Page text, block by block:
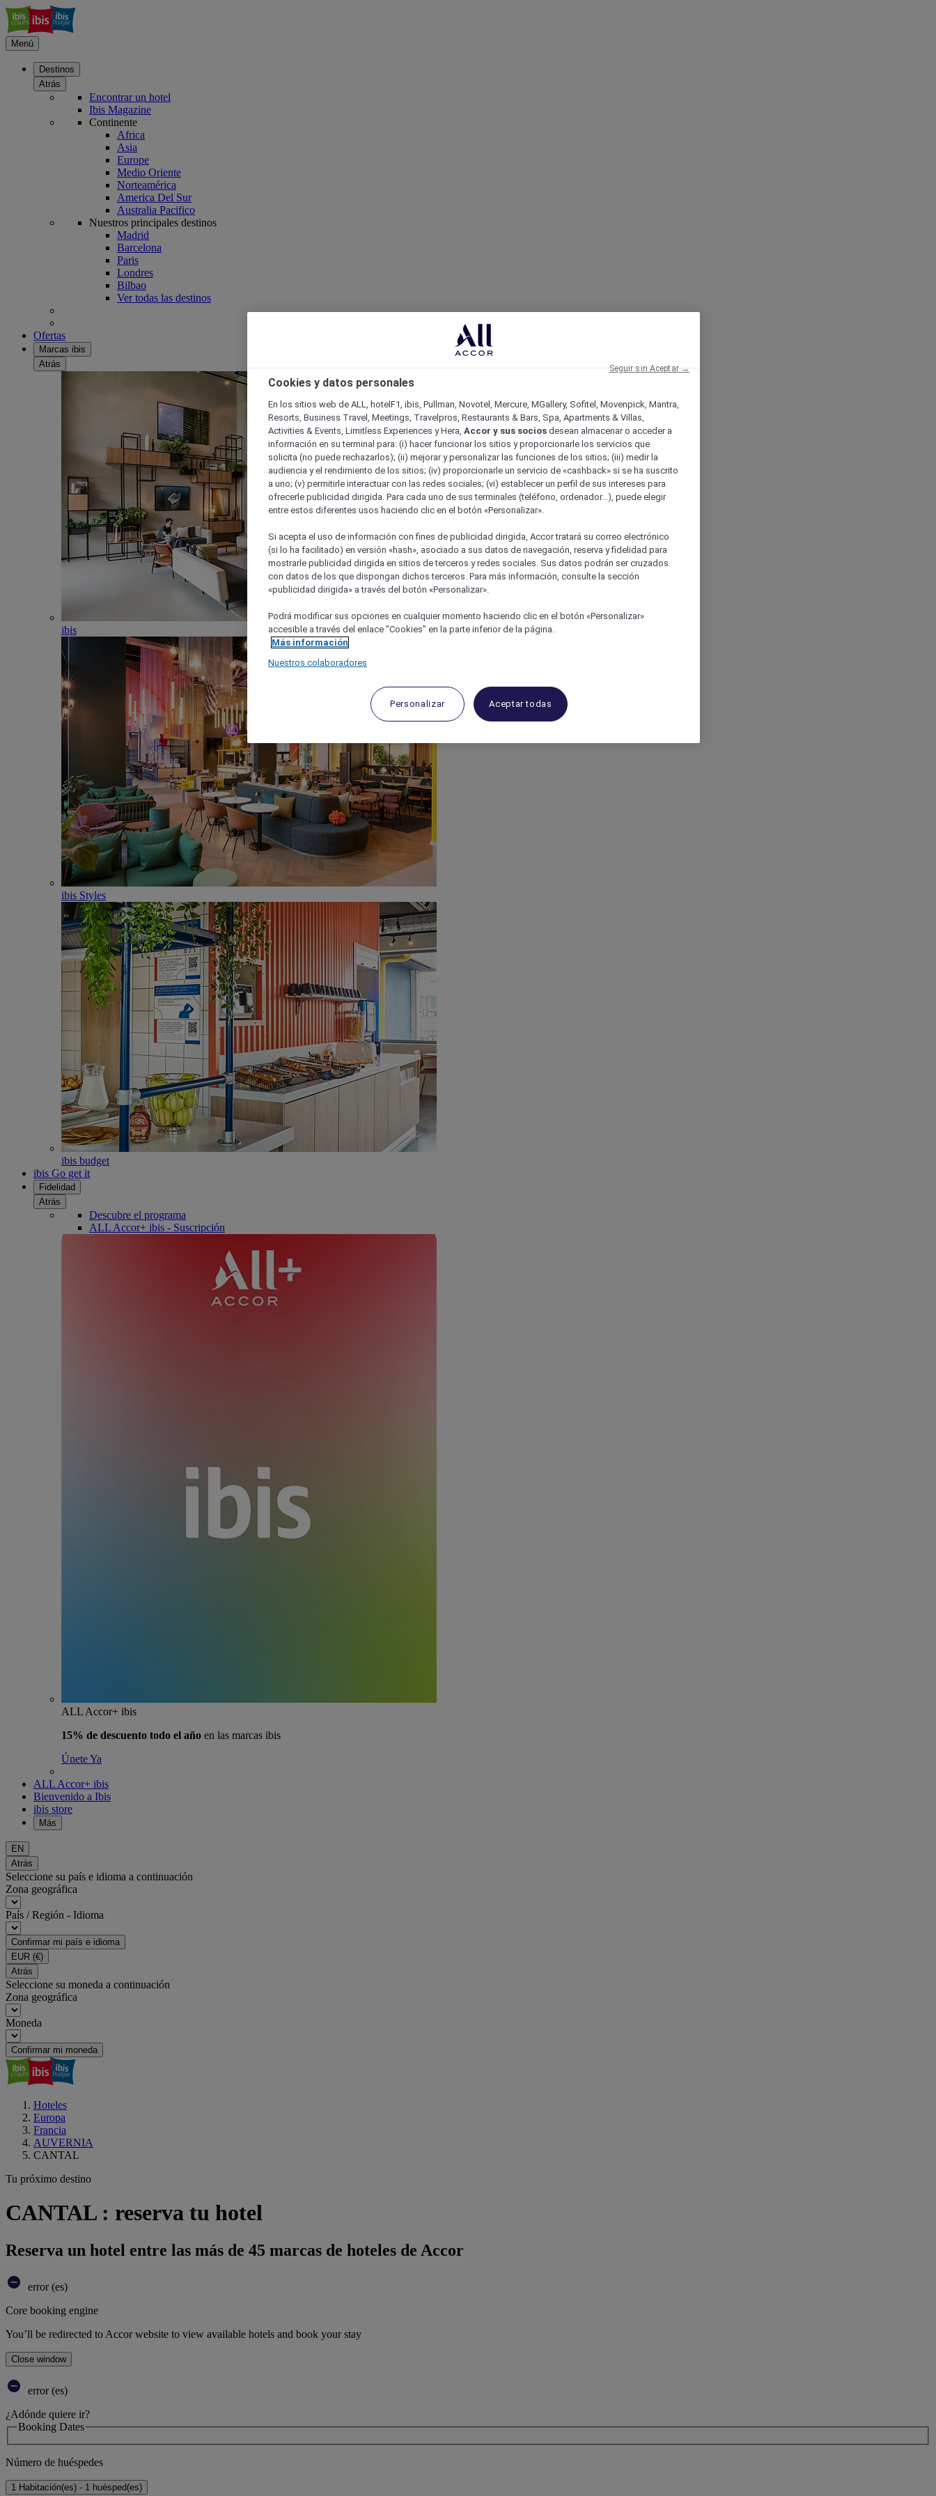
Menú
Destinos
Atrás
Encontrar un hotel
Ibis Magazine
Continente
Africa
Asia
Europe
Medio Oriente
Norteamérica
America Del Sur
Australia Pacifico
Nuestros principales destinos
Madrid
Barcelona
Paris
Londres
Bilbao
Ver todas las destinos
Ofertas
Marcas ibis
Atrás
ibis
ibis Styles
ibis budget
ibis Go get it
Fidelidad
Atrás
Descubre el programa
ALL Accor+ ibis - Suscripción
ALL Accor+ ibis
15% de descuento todo el año en las marcas ibis
Únete Ya
ALL Accor+ ibis
Bienvenido a Ibis
ibis store
Más
EN
Atrás
Seleccione su país e idioma a continuación
Zona geográfica
País / Región - Idioma
Confirmar mi país e idioma
EUR (€)
Atrás
Seleccione su moneda a continuación
Zona geográfica
Moneda
Confirmar mi moneda
Hoteles
Europa
Francia
AUVERNIA
CANTAL
Tu próximo destino
CANTAL : reserva tu hotel
Reserva un hotel entre las más de 45 marcas de hoteles de Accor
error (es)
Core booking engine
You’ll be redirected to Accor website to view available hotels and book your stay
Close window
error (es)
¿Adónde quiere ir?
Booking Dates
Número de huéspedes
1 Habitación(es) - 1 huésped(es)
Cookies y datos personales
En los sitios web de ALL, hotelF1, ibis, Pullman, Novotel, Mercure, MGallery, Sofitel, Movenpick, Mantra,
Resorts, Business Travel, Meetings, Travelpros, Restaurants & Bars, Spa, Apartments & Villas,
Activities & Events, Limitless Experiences y Hera, Accor y sus socios desean almacenar o acceder a
información en su terminal para: (i) hacer funcionar los sitios y proporcionarle los servicios que
solicita (no puede rechazarlos); (ii) mejorar y personalizar las funciones de los sitios; (iii) medir la
audiencia y el rendimiento de los sitios; (iv) proporcionarle un servicio de «cashback» si se ha suscrito
a uno; (v) permitirle interactuar con las redes sociales; (vi) establecer un perfil de sus intereses para
ofrecerle publicidad dirigida. Para cada uno de sus terminales (teléfono, ordenador...), puede elegir
entre estos diferentes usos haciendo clic en el botón «Personalizar».
Si acepta el uso de información con fines de publicidad dirigida, Accor tratará su correo electrónico
(si lo ha facilitado) en versión «hash», asociado a sus datos de navegación, reserva y fidelidad para
mostrarle publicidad dirigida en sitios de terceros y redes sociales. Sus datos podrán ser cruzados
con datos de los que dispongan dichos terceros. Para más información, consulte la sección
«publicidad dirigida» a través del botón «Personalizar».
Podrá modificar sus opciones en cualquier momento haciendo clic en el botón «Personalizar»
accesible a través del enlace "Cookies" en la parte inferior de la página.
Más información
Nuestros colaboradores
Personalizar Aceptar todas
Seguir sin Aceptar →